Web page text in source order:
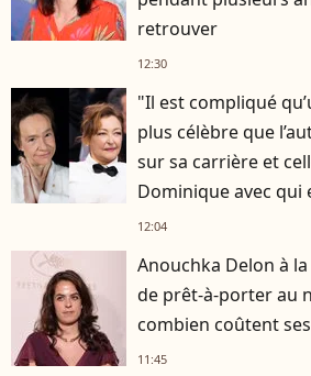
retrouver
12:30
"Il est compliqué
plus célèbre que
sur sa carrière et
Dominique avec qui
12:04
Anouchka Delon à
de prêt-à-porter au
combien coûtent
11:45